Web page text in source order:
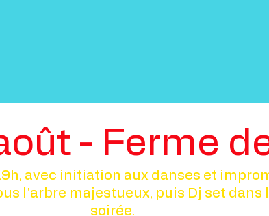
- Ferme
avec initiation aux danses et
l'arbre majestueux, puis Dj set dans
soirée.